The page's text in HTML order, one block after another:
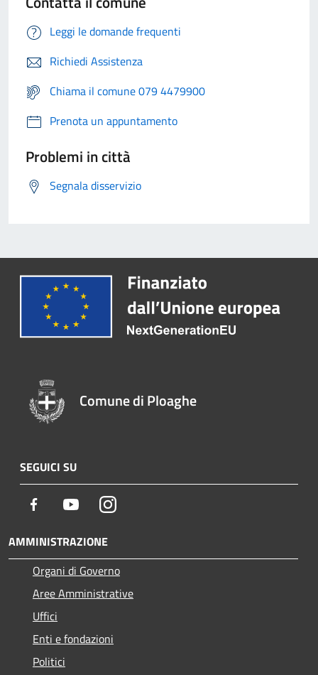
Leggi le domande frequenti
Richiedi Assistenza
Chiama il comune 079 4479900
Prenota un appuntamento
Problemi in città
Segnala disservizio
Comune di Ploaghe
SEGUICI SU
Facebook YoutubeInstagram
AMMINISTRAZIONE
Organi di Governo
Aree Amministrative
Uffici
Enti e fondazioni
Politici